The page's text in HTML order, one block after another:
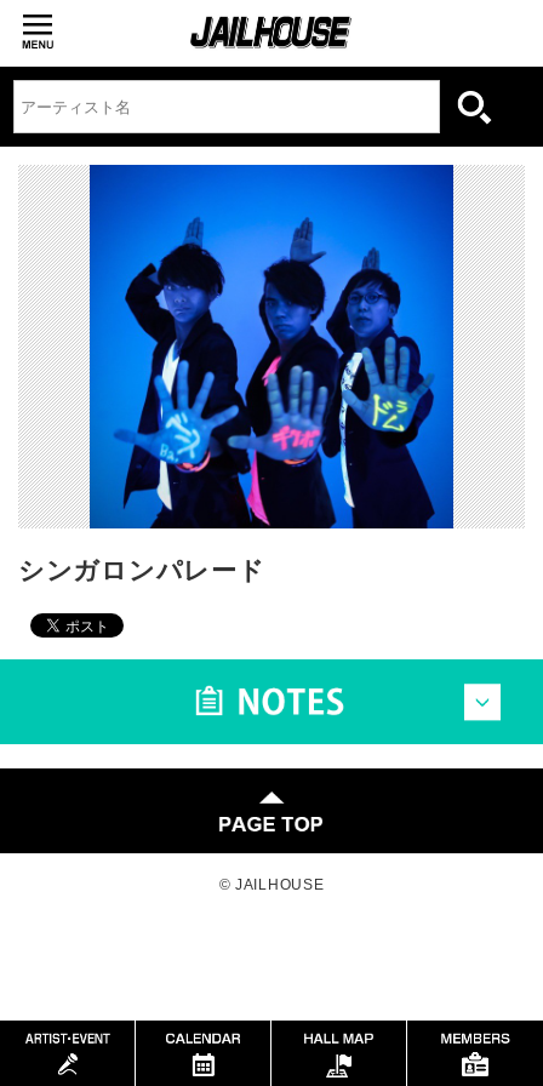
シンガロンパレード
© JAILHOUSE